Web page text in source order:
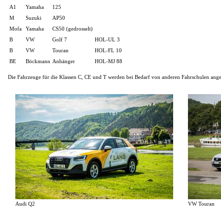
A1
Yamaha
125
M
Suzuki
AP50
Mofa
Yamaha
CS50 (gedrosselt)
B
VW Golf 7
HOL-UL 3
B
VW Touran
HOL-FL 10
BE
Böckmann Anhänger HOL-MJ 88
Die Fahrzeuge für die Klassen C, CE und T werden bei Bedarf von anderen Fahrschulen
Audi Q2 VW Touran